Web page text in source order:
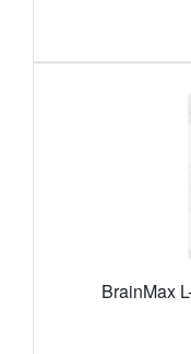
BrainMax